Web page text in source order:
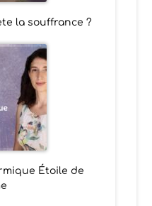
la souffrance ?
Étoile de